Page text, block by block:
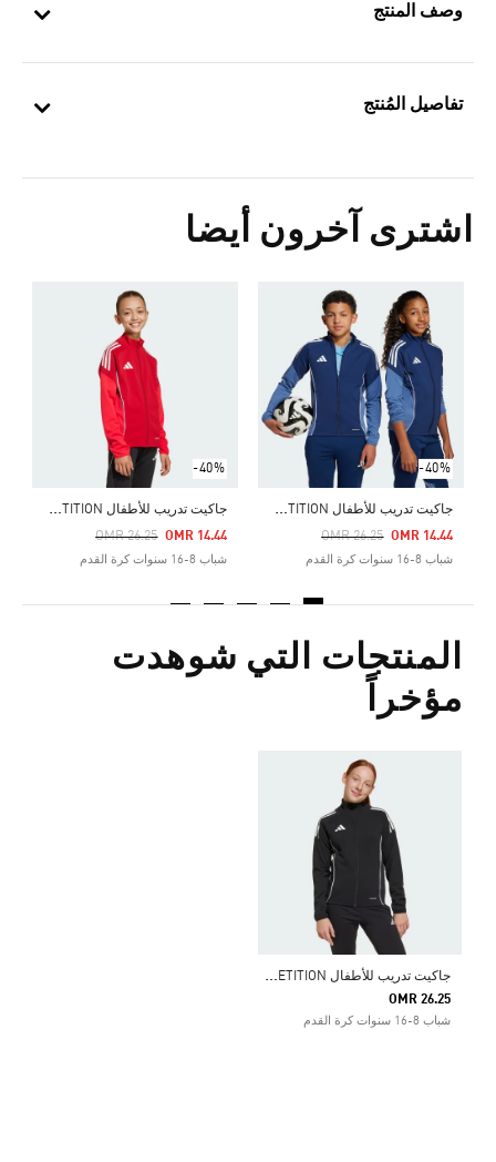
وصف المنتج
تفاصيل المُنتج
اشترى آخرون أيضا
-40%
ج
اكيت تدريب للأطفال TIRO 25 COMPETITION
Price Reduced From
OMR 26.25
To OMR 14.44
شباب 8-16 سنوات كرة القدم
-40%
ج
اكيت تدريب للأطفال TIRO 25 COMPETITION
Price Reduced From
OMR 26.25
To OMR 14.44
شباب 8-16 سنوات كرة القدم
المنتجات التي شوهدت
مؤخراً
ج
اكيت تدريب للأطفال TIRO 25 COMPETITION
OMR 26.25
شباب 8-16 سنوات كرة القدم